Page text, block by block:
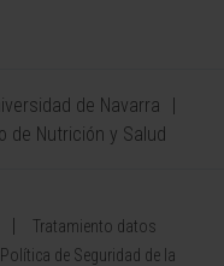
de Navarra
de Nutrición y Salud
Tratamiento datos
Política de Seguridad de la